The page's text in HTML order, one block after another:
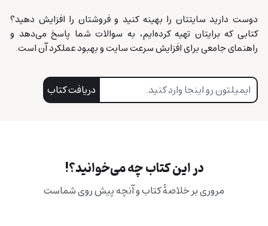
دوست دارید سایتتان را بهینه کنید و فروشتان را افزایش دهید؟
کتابی که برایتان تهیه کرده‌ایم، به سوالات شما پاسخ می‌دهد و
راهنمای جامعی برای افزایش سرعت سایت و بهبود عملکرد آن است.
دریافت کتاب
در این کتاب چه می‌خوانید؟!
مروری بر خلاصۀ کتاب و آنچه پیش روی شماست